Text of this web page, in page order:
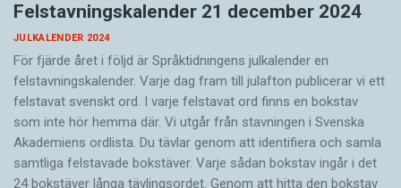
Felstavningskalender 21 december 2024
JULKALENDER 2024
För fjärde året i följd är Språktidningens julkalender en
felstavningskalender. Varje dag fram till julafton publicerar vi ett
felstavat svenskt ord. I varje felstavat ord finns en bokstav
som inte hör hemma där. Vi utgår från stavningen i Svenska
Akademiens ordlista. Du tävlar genom att identifiera och samla
samtliga felstavade bokstäver. Varje sådan bokstav ingår i det
24 bokstäver långa tävlingsordet. Genom att hitta den bokstav